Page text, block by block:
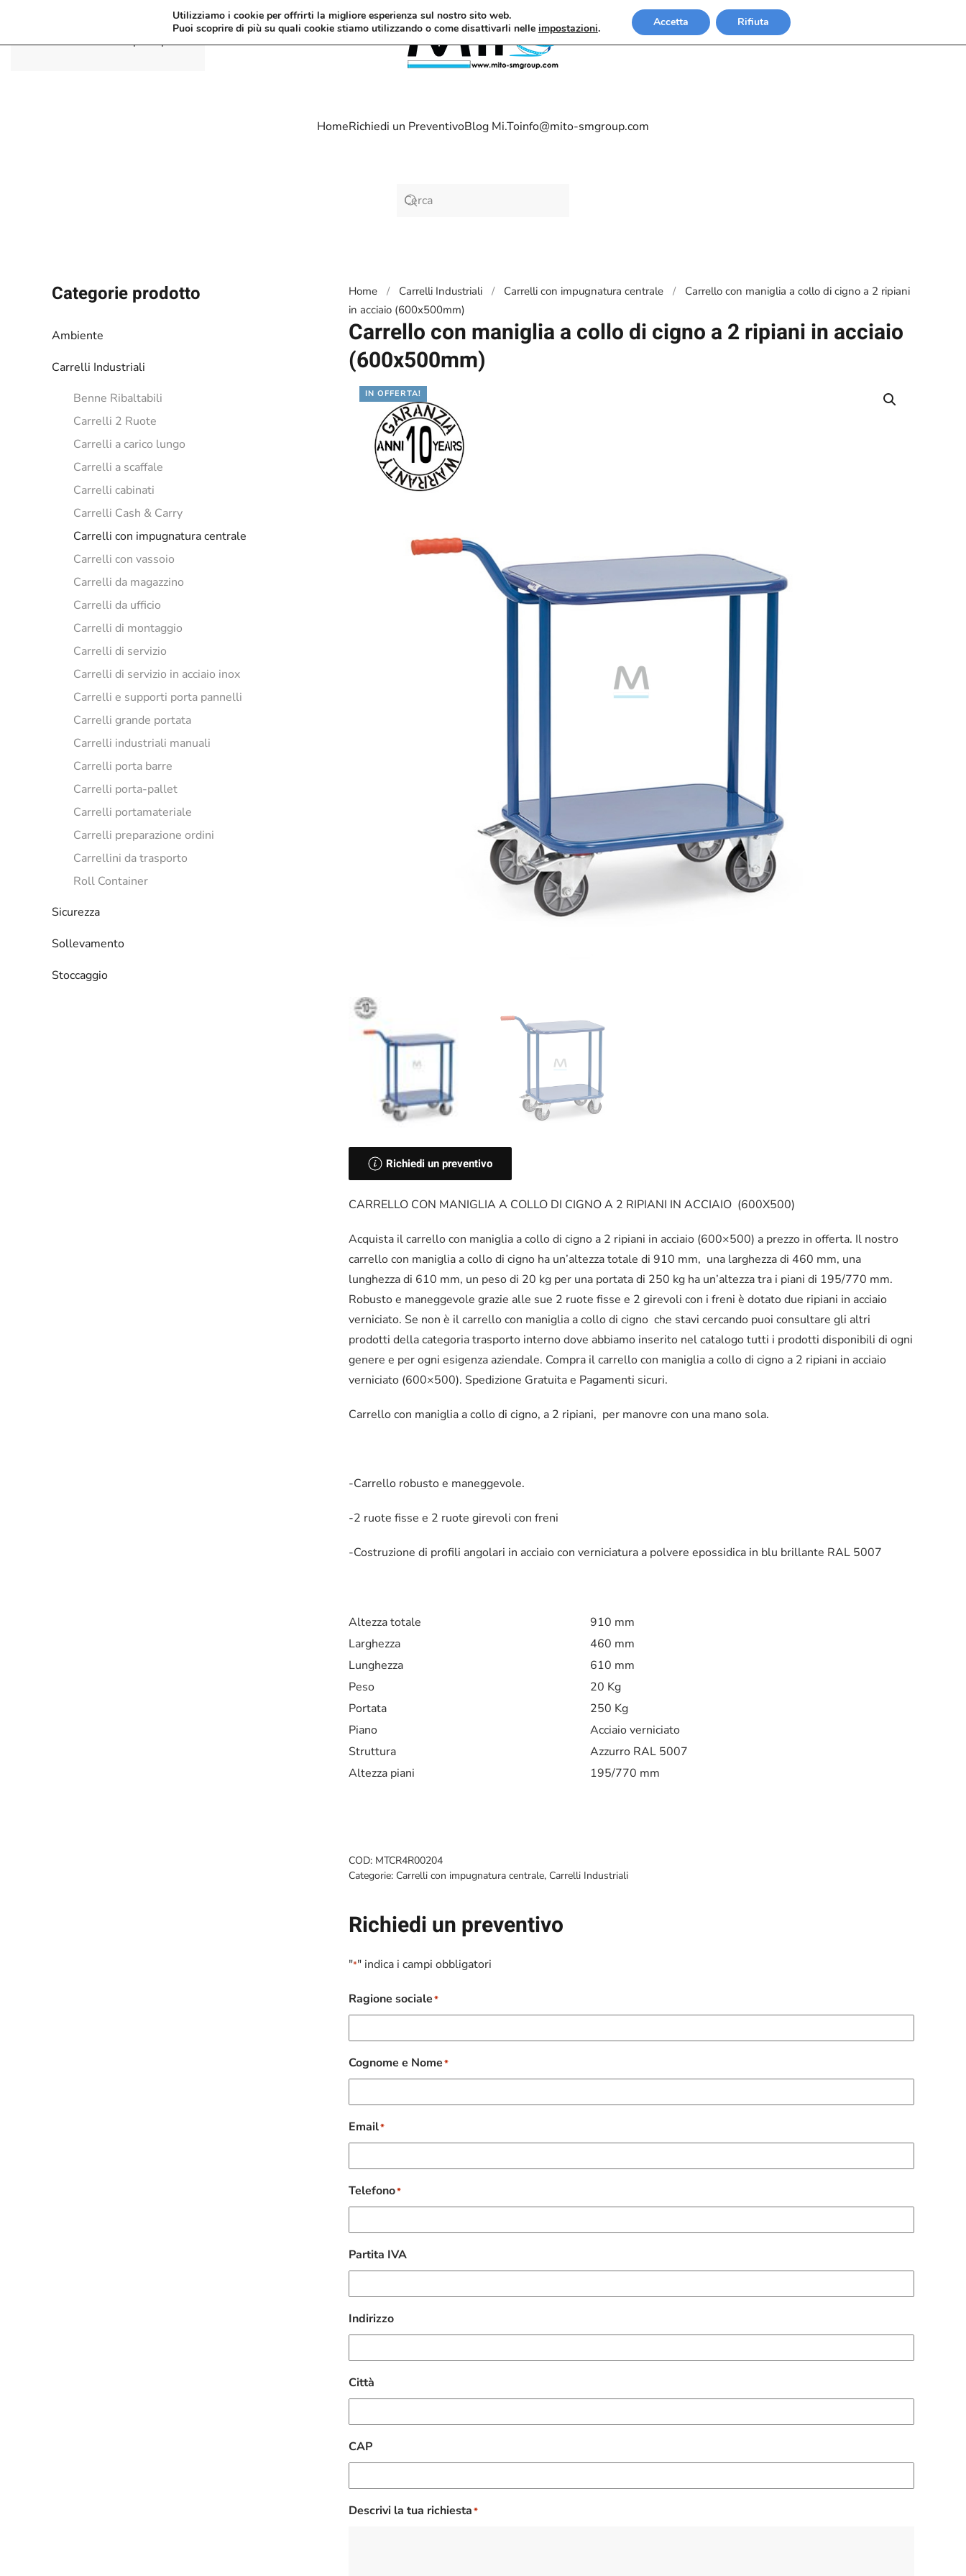
Passa al contenuto principale
HomeRichiedi un PreventivoBlog Mi.Toinfo@mito-smgroup.com
Categorie prodotto
Ambiente
Carrelli Industriali
Benne Ribaltabili
Carrelli 2 Ruote
Carrelli a carico lungo
Carrelli a scaffale
Carrelli cabinati
Carrelli Cash & Carry
Carrelli con impugnatura centrale
Carrelli con vassoio
Carrelli da magazzino
Carrelli da ufficio
Carrelli di montaggio
Carrelli di servizio
Carrelli di servizio in acciaio inox
Carrelli e supporti porta pannelli
Carrelli grande portata
Carrelli industriali manuali
Carrelli porta barre
Carrelli porta-pallet
Carrelli portamateriale
Carrelli preparazione ordini
Carrellini da trasporto
Roll Container
Sicurezza
Sollevamento
Stoccaggio
Home Carrelli Industriali Carrelli con impugnatura centrale
Carrello con maniglia a collo di cigno a 2 ripiani
in acciaio (600x500mm)
Carrello con maniglia a collo di cigno a 2 ripiani in acciaio
(600x500mm)
IN OFFERTA!
Richiedi un preventivo
CARRELLO CON MANIGLIA A COLLO DI CIGNO A 2 RIPIANI IN ACCIAIO (600X500)
Acquista il carrello con maniglia a collo di cigno a 2 ripiani in acciaio (600×500) a prezzo in offerta. Il nostro
carrello con maniglia a collo di cigno ha un’altezza totale di 910 mm, una larghezza di 460 mm, una
lunghezza di 610 mm, un peso di 20 kg per una portata di 250 kg ha un’altezza tra i piani di 195/770 mm.
Robusto e maneggevole grazie alle sue 2 ruote fisse e 2 girevoli con i freni è dotato due ripiani in acciaio
verniciato. Se non è il carrello con maniglia a collo di cigno che stavi cercando puoi consultare gli altri
prodotti della categoria trasporto interno dove abbiamo inserito nel catalogo tutti i prodotti disponibili di ogni
genere e per ogni esigenza aziendale. Compra il carrello con maniglia a collo di cigno a 2 ripiani in acciaio
verniciato (600×500). Spedizione Gratuita e Pagamenti sicuri.
Carrello con maniglia a collo di cigno, a 2 ripiani, per manovre con una mano sola.
-Carrello robusto e maneggevole.
-2 ruote fisse e 2 ruote girevoli con freni
-Costruzione di profili angolari in acciaio con verniciatura a polvere epossidica in blu brillante RAL 5007
Altezza totale
910 mm
Larghezza
460 mm
Lunghezza
610 mm
Peso
20 Kg
Portata
250 Kg
Piano
Acciaio verniciato
Struttura
Azzurro RAL 5007
Altezza piani
195/770 mm
COD: MTCR4R00204
Categorie: Carrelli con impugnatura centrale, Carrelli Industriali
Richiedi un preventivo
"*" indica i campi obbligatori
Ragione sociale*
Cognome e Nome*
Email*
Telefono*
Partita IVA
Indirizzo
Città
CAP
Descrivi la tua richiesta*
Utilizziamo i cookie per offrirti la migliore esperienza sul nostro sito web.
Puoi scoprire di più su quali cookie stiamo utilizzando o come disattivarli nelle impostazioni. Accetta Rifiuta